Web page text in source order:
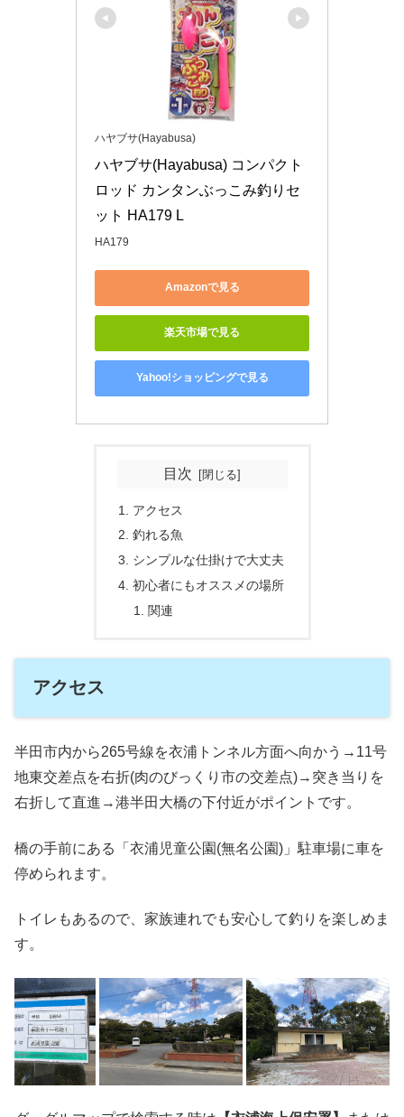
ハヤブサ(Hayabusa)
ハヤブサ(Hayabusa) コンパクト
ロッド カンタンぶっこみ釣りセ
ット HA179 L
HA179
Amazonで見る
楽天市場で見る
Yahoo!ショッピングで見る
目次
アクセス
釣れる魚
シンプルな仕掛けで大丈夫
初心者にもオススメの場所
関連
アクセス
半田市内から265号線を衣浦トンネル方面へ向かう→11号
地東交差点を右折(肉のびっくり市の交差点)→突き当りを
右折して直進→港半田大橋の下付近がポイントです。
橋の手前にある「衣浦児童公園(無名公園)」駐車場に車を
停められます。
トイレもあるので、家族連れでも安心して釣りを楽しめま
す。